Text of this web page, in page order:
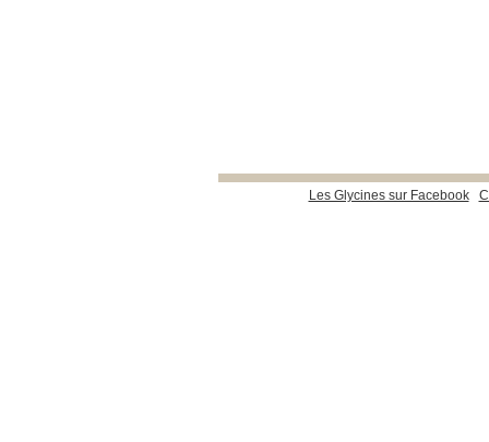
Les Glycines sur Facebook